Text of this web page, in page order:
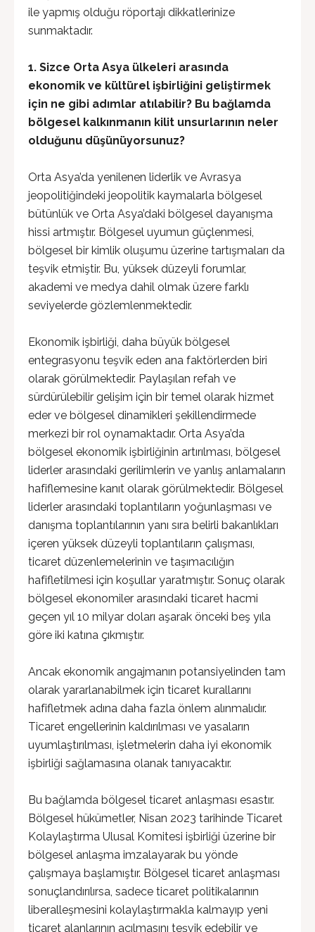
ile yapmış olduğu röportajı dikkatlerinize
sunmaktadır.
1. Sizce Orta Asya ülkeleri arasında
ekonomik ve kültürel işbirliğini geliştirmek
için ne gibi adımlar atılabilir? Bu bağlamda
bölgesel kalkınmanın kilit unsurlarının neler
olduğunu düşünüyorsunuz?
Orta Asya’da yenilenen liderlik ve Avrasya
jeopolitiğindeki jeopolitik kaymalarla bölgesel
bütünlük ve Orta Asya’daki bölgesel dayanışma
hissi artmıştır. Bölgesel uyumun güçlenmesi,
bölgesel bir kimlik oluşumu üzerine tartışmaları da
teşvik etmiştir. Bu, yüksek düzeyli forumlar,
akademi ve medya dahil olmak üzere farklı
seviyelerde gözlemlenmektedir.
Ekonomik işbirliği, daha büyük bölgesel
entegrasyonu teşvik eden ana faktörlerden biri
olarak görülmektedir. Paylaşılan refah ve
sürdürülebilir gelişim için bir temel olarak hizmet
eder ve bölgesel dinamikleri şekillendirmede
merkezi bir rol oynamaktadır. Orta Asya’da
bölgesel ekonomik işbirliğinin artırılması, bölgesel
liderler arasındaki gerilimlerin ve yanlış anlamaların
hafiflemesine kanıt olarak görülmektedir. Bölgesel
liderler arasındaki toplantıların yoğunlaşması ve
danışma toplantılarının yanı sıra belirli bakanlıkları
içeren yüksek düzeyli toplantıların çalışması,
ticaret düzenlemelerinin ve taşımacılığın
hafifletilmesi için koşullar yaratmıştır. Sonuç olarak
bölgesel ekonomiler arasındaki ticaret hacmi
geçen yıl 10 milyar doları aşarak önceki beş yıla
göre iki katına çıkmıştır.
Ancak ekonomik angajmanın potansiyelinden tam
olarak yararlanabilmek için ticaret kurallarını
hafifletmek adına daha fazla önlem alınmalıdır.
Ticaret engellerinin kaldırılması ve yasaların
uyumlaştırılması, işletmelerin daha iyi ekonomik
işbirliği sağlamasına olanak tanıyacaktır.
Bu bağlamda bölgesel ticaret anlaşması esastır.
Bölgesel hükümetler, Nisan 2023 tarihinde Ticaret
Kolaylaştırma Ulusal Komitesi işbirliği üzerine bir
bölgesel anlaşma imzalayarak bu yönde
çalışmaya başlamıştır. Bölgesel ticaret anlaşması
sonuçlandırılırsa, sadece ticaret politikalarının
liberalleşmesini kolaylaştırmakla kalmayıp yeni
ticaret alanlarının açılmasını teşvik edebilir ve